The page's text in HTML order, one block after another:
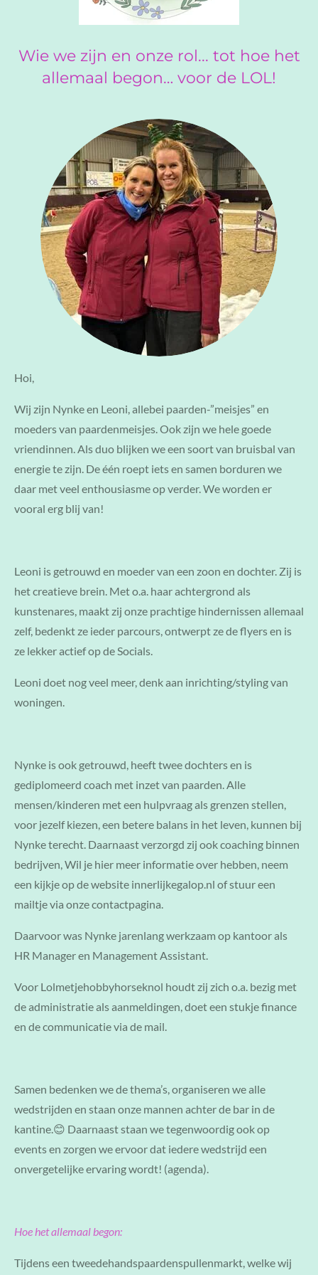
Wie we zijn en onze rol... tot hoe het
allemaal begon… voor de LOL!
Hoi,
Wij zijn Nynke en Leoni, allebei paarden-”meisjes” en
moeders van paardenmeisjes. Ook zijn we hele goede
vriendinnen. Als duo blijken we een soort van bruisbal van
energie te zijn. De één roept iets en samen borduren we
daar met veel enthousiasme op verder. We worden er
vooral erg blij van!
Leoni is getrouwd en moeder van een zoon en dochter. Zij is
het creatieve brein. Met o.a. haar achtergrond als
kunstenares, maakt zij onze prachtige hindernissen allemaal
zelf, bedenkt ze ieder parcours, ontwerpt ze de flyers en is
ze lekker actief op de Socials.
Leoni doet nog veel meer, denk aan inrichting/styling van
woningen.
Nynke is ook getrouwd, heeft twee dochters en is
gediplomeerd coach met inzet van paarden. Alle
mensen/kinderen met een hulpvraag als grenzen stellen,
voor jezelf kiezen, een betere balans in het leven, kunnen bij
Nynke terecht. Daarnaast verzorgd zij ook coaching binnen
bedrijven, Wil je hier meer informatie over hebben, neem
een kijkje op de website innerlijkegalop.nl of stuur een
mailtje via onze contactpagina.
Daarvoor was Nynke jarenlang werkzaam op kantoor als
HR Manager en Management Assistant.
Voor Lolmetjehobbyhorseknol houdt zij zich o.a. bezig met
de administratie als aanmeldingen, doet een stukje finance
en de communicatie via de mail.
Samen bedenken we de thema’s, organiseren we alle
wedstrijden en staan onze mannen achter de bar in de
kantine.😊 Daarnaast staan we tegenwoordig ook op
events en zorgen we ervoor dat iedere wedstrijd een
onvergetelijke ervaring wordt! (agenda).
Hoe het allemaal begon:
Tijdens een tweedehandspaardenspullenmarkt, welke wij